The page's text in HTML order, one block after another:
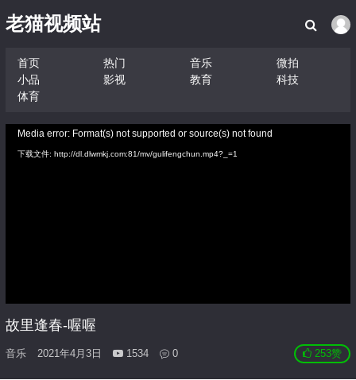
老猫视频站
首页 热门 音乐
微拍
小品
影视 教育
科技
体育
Media error: Format(s) not supported or source(s) not found
下载文件: http://dl.dlwmkj.com:81/mv/gulifengchun.mp4?_=1
故里逢春-喔喔
音乐 2021年4月3日 1534 0 253赞